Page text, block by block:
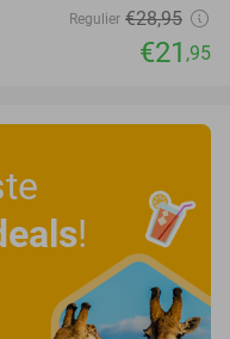
Regulier €28,95
€21 ,95
!